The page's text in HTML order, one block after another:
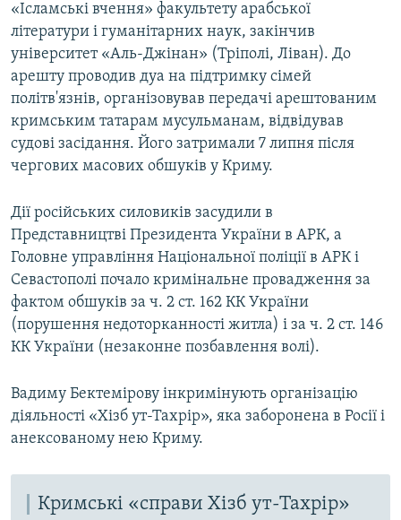
«Ісламські вчення» факультету арабської
літератури і гуманітарних наук, закінчив
університет «Аль-Джінан» (Тріполі, Ліван). До
арешту проводив дуа на підтримку сімей
політв'язнів, організовував передачі арештованим
кримським татарам мусульманам, відвідував
судові засідання. Його затримали 7 липня після
чергових масових обшуків у Криму.
Дії російських силовиків засудили в
Представництві Президента України в АРК, а
Головне управління Національної поліції в АРК і
Севастополі почало кримінальне провадження за
фактом обшуків за ч. 2 ст. 162 КК України
(порушення недоторканності житла) і за ч. 2 ст. 146
КК України (незаконне позбавлення волі).
Вадиму Бектемірову інкримінують організацію
діяльності «Хізб ут-Тахрір», яка заборонена в Росії і
анексованому нею Криму.
Кримські «справи Хізб ут-Тахрір»